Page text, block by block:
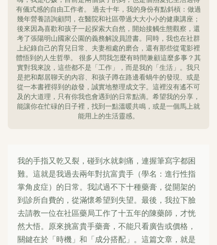
有儀式感的自由工作者。 過去十年，我的身份有點斜槓：做過
幾年營養諮詢顧問，在醫院和社區帶過大大小小的健康講座；
後來因為喜歡和孩子一起探索大自然，開始接觸生態觀察，還
考了張陽明山國家公園的義務解說員證書。同時，我也在社群
上紀錄自己的育兒日常、夫妻相處的磨合，還有那些從電影裡
體悟到的人生哲學。 很多人問我怎麼有時間兼顧這麼多事？其
實對我來說，這些都不是「工作」，而是我的「生活」。我只
是把和鄰居聊天的內容、和孩子蹲在路邊看蝸牛的發現、或是
從一本書裡得到的啟發，誠實地整理成文字。這裡沒有遙不可
及的大道理，只有你我也會遇到的日常點滴。希望我的分享，
能讓你在忙碌的日子裡，找到一點溫暖共鳴，或是一個馬上就
能用上的生活靈感。
我的手指又乾又裂，碰到水就刺痛，連握筆寫字都困
難。這就是我過去兩年對抗富貴手（學名：進行性指
掌角皮症）的日常。我試過不下十種藥膏，從開架的
到診所自費的，從滿懷希望到失望。最後，我拉下臉
去請教一位在社區藥局工作了十五年的陳藥師，才恍
然大悟。原來挑富貴手藥膏，不能只看廣告或價格，
關鍵在於「時機」和「成分搭配」。這篇文章，就是